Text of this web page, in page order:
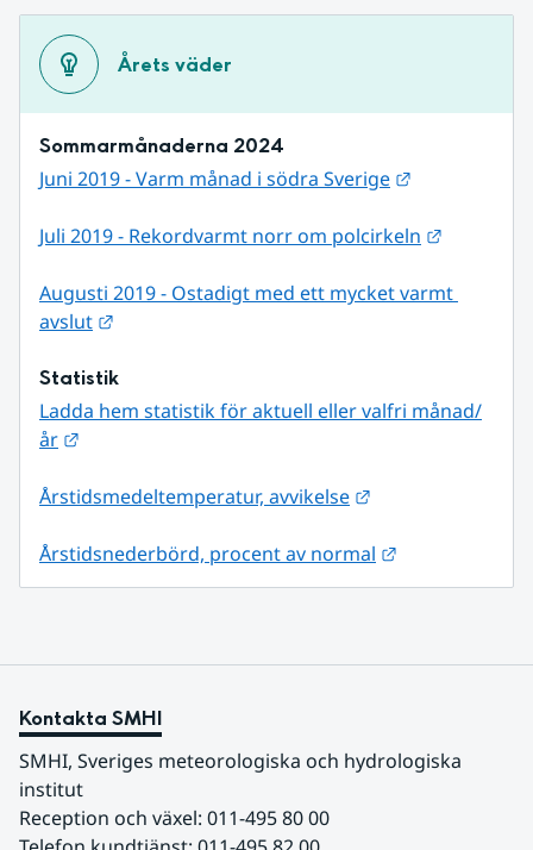
Årets väder
Sommarmånaderna 2024
Juni 2019 - Varm månad i södra Sverige
Juli 2019 - Rekordvarmt norr om polcirkeln
Augusti 2019 - Ostadigt med ett mycket varmt
avslut
Statistik
Ladda hem statistik för aktuell eller valfri månad/
år
Årstidsmedeltemperatur, avvikelse
Årstidsnederbörd, procent av normal
Kontakta SMHI
SMHI, Sveriges meteorologiska och hydrologiska
institut
Reception och växel: 011-495 80 00